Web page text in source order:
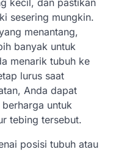
kecil, dan pastikan
sesering mungkin.
menantang,
banyak untuk
menarik tubuh ke
lurus saat
Anda dapat
untuk
tebing tersebut.
posisi tubuh atau